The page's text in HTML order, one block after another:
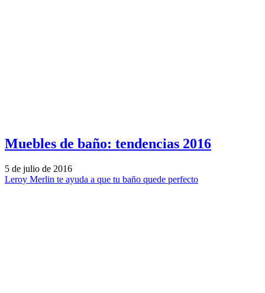
Muebles de baño: tendencias 2016
5 de julio de 2016
Leroy Merlin te ayuda a que tu baño quede perfecto